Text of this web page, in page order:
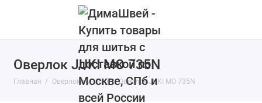
Оверлок JUKI MO 735N
Главная Оверлоки Juki Оверлок JUKI MO 735N